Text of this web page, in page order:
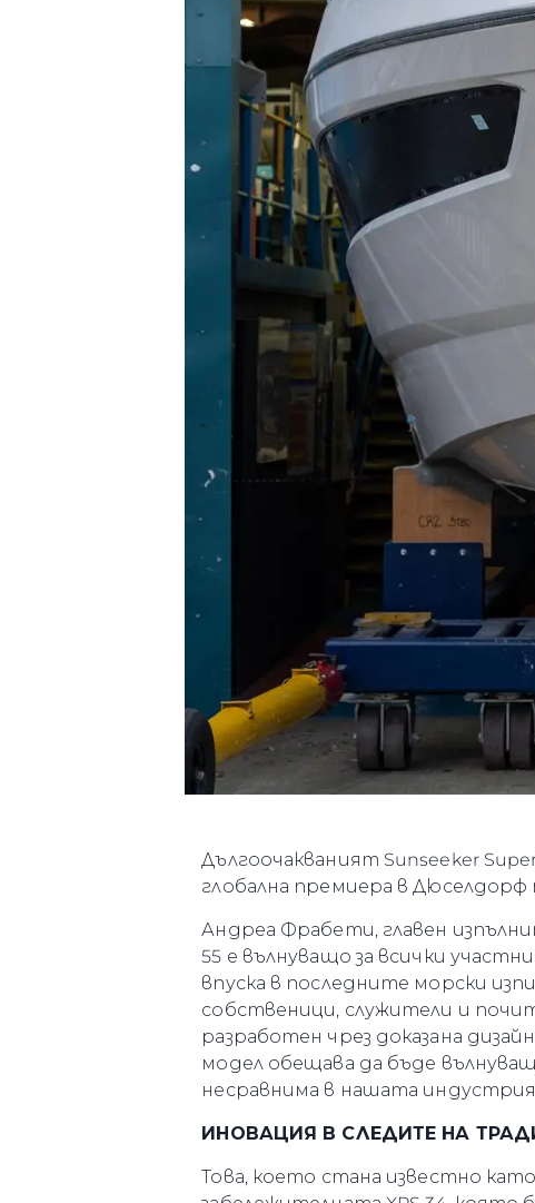
Дългоочакваният Sunseeker
глобална премиера в Дюселдорф
Андреа Фрабети, главен
55 е вълнуващо за всички
впуска в последните морски
собственици, служители и
разработен чрез доказана
модел обещава да бъде
несравнима в нашата
ИНОВАЦИЯ В СЛЕДИТЕ НА
Това, което стана известно
Информация
Карта На Сайта
Контакти
Предпочитания За